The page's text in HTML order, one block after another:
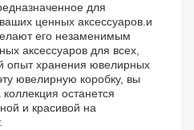
для
ценных аксессуаров.и
его незаменимым
аксессуаров для всех,
опыт хранения ювелирных
ювелирную коробку, вы
останется
и красивой на